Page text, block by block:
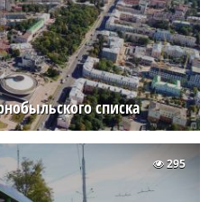
списка
295